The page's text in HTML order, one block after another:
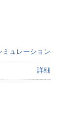
ミュレーション
詳細